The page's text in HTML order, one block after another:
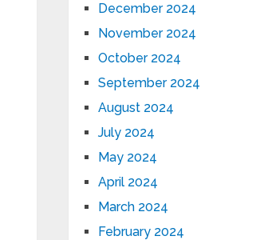
December 2024
November 2024
October 2024
September 2024
August 2024
July 2024
May 2024
April 2024
March 2024
February 2024